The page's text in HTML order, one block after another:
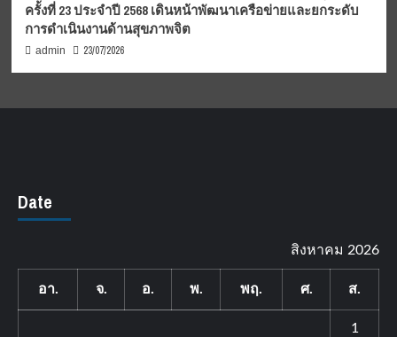
ครั้งที่ 23 ประจำปี 2568 เดินหน้าพัฒนาเครือข่ายและยกระดับ
การดำเนินงานด้านสุขภาพจิต
admin 23/07/2026
Date
สิงหาคม 2026
อา. จ. อ. พ. พฤ. ศ. ส.
1